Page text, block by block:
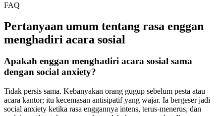
FAQ
Pertanyaan umum tentang rasa enggan
menghadiri acara sosial
Apakah enggan menghadiri acara sosial sama
dengan social anxiety?
Tidak persis sama. Kebanyakan orang gugup sebelum pesta atau
acara kantor; itu kecemasan antisipatif yang wajar. Ia bergeser jadi
social anxiety ketika rasa enggannya intens, terus-menerus, dan